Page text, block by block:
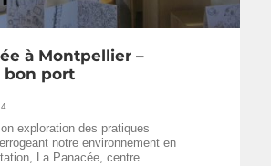
à Montpellier –
bon port
exploration des pratiques
notre environnement en
La Panacée, centre …